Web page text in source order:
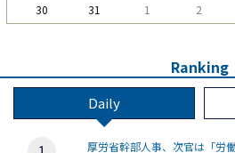
30
31 1 2
Ranking
Daily
厚労省幹部人事、次官は「労